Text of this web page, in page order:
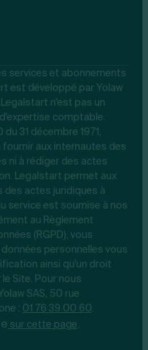
services et abonnements
est développé par Yolaw
Legalstart n'est pas un
comptable.
31 décembre 1971,
aux internautes des
ni à rédiger des actes
Legalstart permet aux
des actes juridiques à
service est soumise à nos
au Règlement
(RGPD), vous
personnelles vous
ainsi qu'un droit
Site. Pour nous
SAS, 50 rue
: 01 76 39 00 60.
sur cette page.